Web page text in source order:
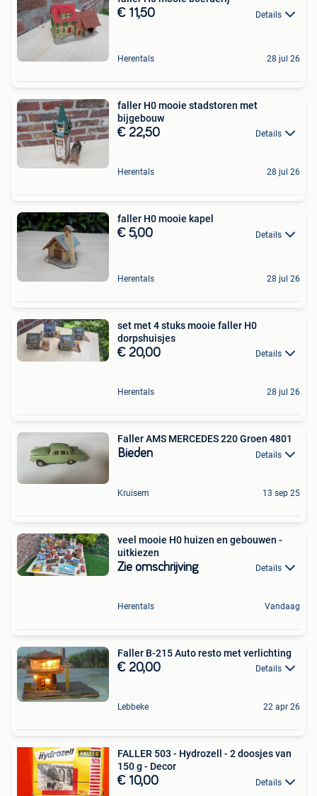
€ 11,50 Details
Herentals 28 jul 26
faller H0 mooie stadstoren met
bijgebouw
€ 22,50 Details
Herentals 28 jul 26
faller H0 mooie kapel
€ 5,00 Details
Herentals 28 jul 26
set met 4 stuks mooie faller H0
dorpshuisjes
€ 20,00 Details
Herentals 28 jul 26
Faller AMS MERCEDES 220 Groen 4801
Bieden Details
Kruisem 13 sep 25
veel mooie H0 huizen en gebouwen -
uitkiezen
Zie omschrijving Details
Herentals Vandaag
Faller B-215 Auto resto met verlichting
€ 20,00 Details
Lebbeke 22 apr 26
FALLER 503 - Hydrozell - 2 doosjes van
150 g - Decor
€ 10,00 Details